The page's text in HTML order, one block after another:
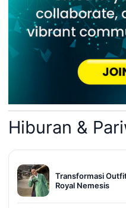
Hiburan &
Transformasi
Royal Nemesis